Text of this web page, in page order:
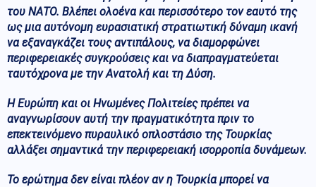
του ΝΑΤΟ. Βλέπει ολοένα και περισσότερο τον εαυτό της
ως μια αυτόνομη ευρασιατική στρατιωτική δύναμη ικανή
να εξαναγκάζει τους αντιπάλους, να διαμορφώνει
περιφερειακές συγκρούσεις και να διαπραγματεύεται
ταυτόχρονα με την Ανατολή και τη Δύση.
Η Ευρώπη και οι Ηνωμένες Πολιτείες πρέπει να
αναγνωρίσουν αυτή την πραγματικότητα πριν το
επεκτεινόμενο πυραυλικό οπλοστάσιο της Τουρκίας
αλλάξει σημαντικά την περιφερειακή ισορροπία δυνάμεων.
Το ερώτημα δεν είναι πλέον αν η Τουρκία μπορεί να